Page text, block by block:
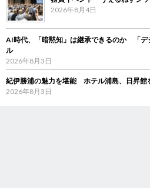
2026年8月4日
AI時代、「暗黙知」は継承できるのか 「デ
ル
2026年8月3日
紀伊勝浦の魅力を堪能 ホテル浦島、日昇館
2026年8月3日